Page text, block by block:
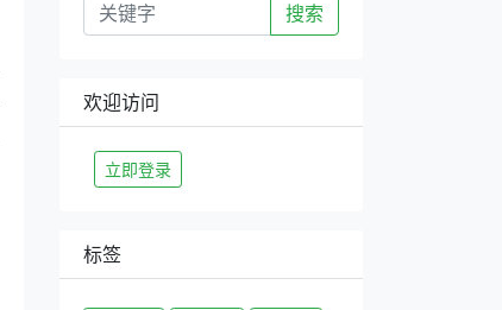
搜索
欢迎访问
立即登录
标签